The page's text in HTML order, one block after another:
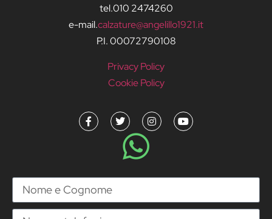
tel.010 2474260
e-mail.calzature@angelillo1921.it
P.I. 00072790108
Privacy Policy
Cookie Policy